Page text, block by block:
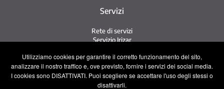
Utilizziamo cookies per garantire il corretto funzionamento del sito,
analizzare il nostro traffico e, ove previsto, fornire i servizi dei social media.
I cookies sono DISATTIVATI. Puoi scegliere se accettare l'uso degli stessi o
disattivarli.
Servizi
Rete di servizi
Servizio Irizar
Usati
Contatto